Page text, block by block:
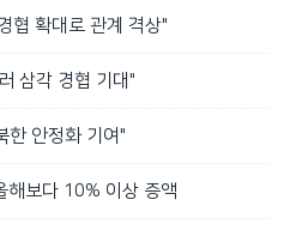
협 확대로 관계 격상"
삼각 경협 기대"
한 안정화 기여"
해보다 10% 이상 증액